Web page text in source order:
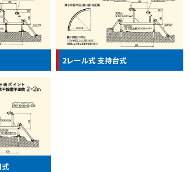
2レール式 支持台式
式